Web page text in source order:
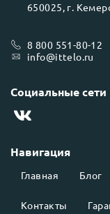
Навигация
Главная Блог
Контакты
650025, г.
8 800 551-80-12
info@ittelo.ru
Социальные сети